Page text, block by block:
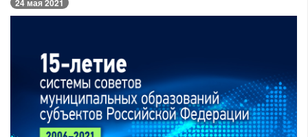
24 мая 2021